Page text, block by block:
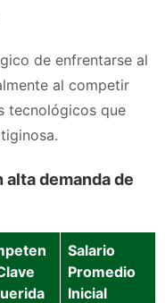
de enfrentarse al
al competir
tecnológicos que
demanda de
Salario
Promedio
Inicial